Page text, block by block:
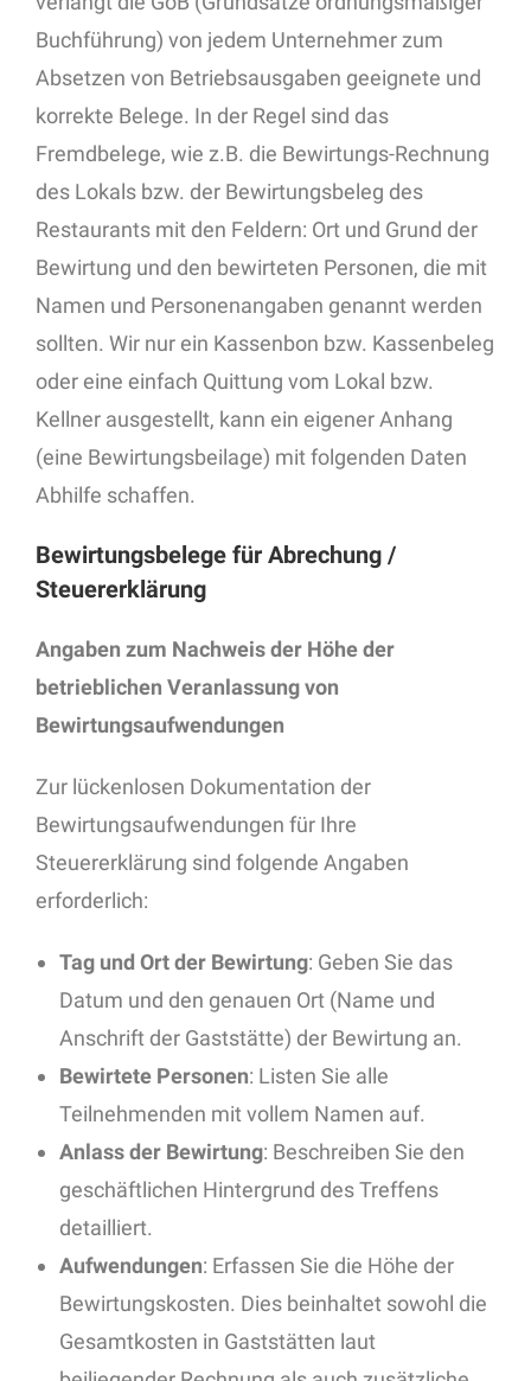
Buchführung) von jedem Unternehmer zum
Absetzen von Betriebsausgaben geeignete und
korrekte Belege. In der Regel sind das
Fremdbelege, wie z.B. die Bewirtungs-Rechnung
des Lokals bzw. der Bewirtungsbeleg des
Restaurants mit den Feldern: Ort und Grund der
Bewirtung und den bewirteten Personen, die mit
Namen und Personenangaben genannt werden
sollten. Wir nur ein Kassenbon bzw. Kassenbeleg
oder eine einfach Quittung vom Lokal bzw.
Kellner ausgestellt, kann ein eigener Anhang
(eine Bewirtungsbeilage) mit folgenden Daten
Abhilfe schaffen.
Bewirtungsbelege für Abrechung /
Steuererklärung
Angaben zum Nachweis der Höhe der
betrieblichen Veranlassung von
Bewirtungsaufwendungen
Zur lückenlosen Dokumentation der
Bewirtungsaufwendungen für Ihre
Steuererklärung sind folgende Angaben
erforderlich:
Tag und Ort der Bewirtung: Geben Sie das
Datum und den genauen Ort (Name und
Anschrift der Gaststätte) der Bewirtung an.
Bewirtete Personen: Listen Sie alle
Teilnehmenden mit vollem Namen auf.
Anlass der Bewirtung: Beschreiben Sie den
geschäftlichen Hintergrund des Treffens
detailliert.
Aufwendungen: Erfassen Sie die Höhe der
Bewirtungskosten. Dies beinhaltet sowohl die
Gesamtkosten in Gaststätten laut